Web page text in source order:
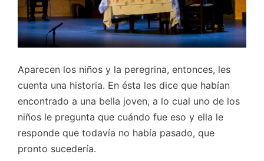
Aparecen los niños y la peregrina, entonces, les
cuenta una historia. En ésta les dice que habían
encontrado a una bella joven, a lo cual uno de los
niños le pregunta que cuándo fue eso y ella le
responde que todavía no había pasado, que
pronto sucedería.